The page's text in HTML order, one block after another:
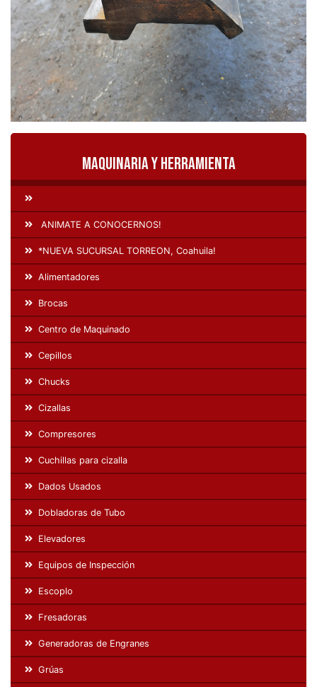
Maquinaria y Herramienta
ANIMATE A CONOCERNOS!
*NUEVA SUCURSAL TORREON, Coahuila!
Alimentadores
Brocas
Centro de Maquinado
Cepillos
Chucks
Cizallas
Compresores
Cuchillas para cizalla
Dados Usados
Dobladoras de Tubo
Elevadores
Equipos de Inspección
Escoplo
Fresadoras
Generadoras de Engranes
Grúas